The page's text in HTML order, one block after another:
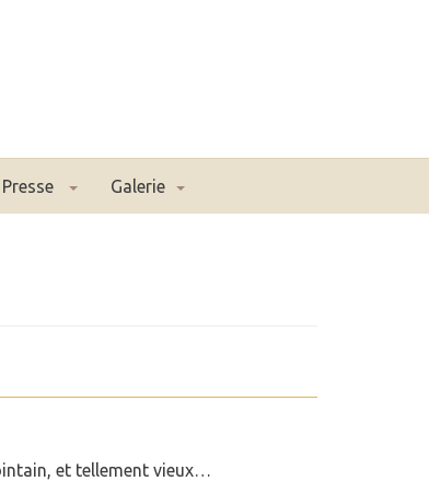
Presse Galerie
et tellement vieux…